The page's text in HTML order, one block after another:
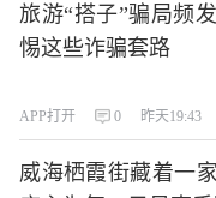
旅游“搭子”骗局频
惕这些诈骗套路
APP打开 0 昨天19:43
威海栖霞街藏着一